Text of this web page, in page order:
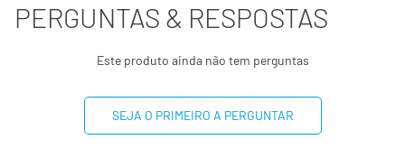
Fósforo 10mg 1%
dieta de 2.000 kcal ou 8400 kJ. Seus valores diários
podem ser maiores ou menores dependendo de suas
necessidades energéticas.
PERGUNTAS & RESPOSTAS
Este produto ainda não tem perguntas
SEJA O PRIMEIRO A PERGUNTAR